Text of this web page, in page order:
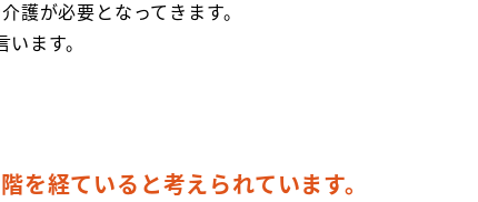
護が必要となってきます。
ます。
経ていると考えられています。